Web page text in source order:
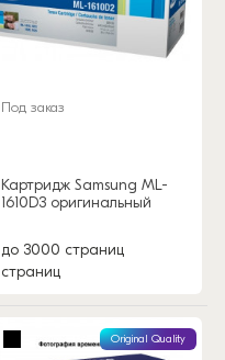
Под заказ
Картридж Samsung ML-
1610D3 оригинальный
до 3000 страниц
страниц
Original Quality